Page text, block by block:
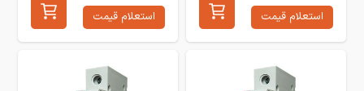
استعلام قیمت استعلام قیمت